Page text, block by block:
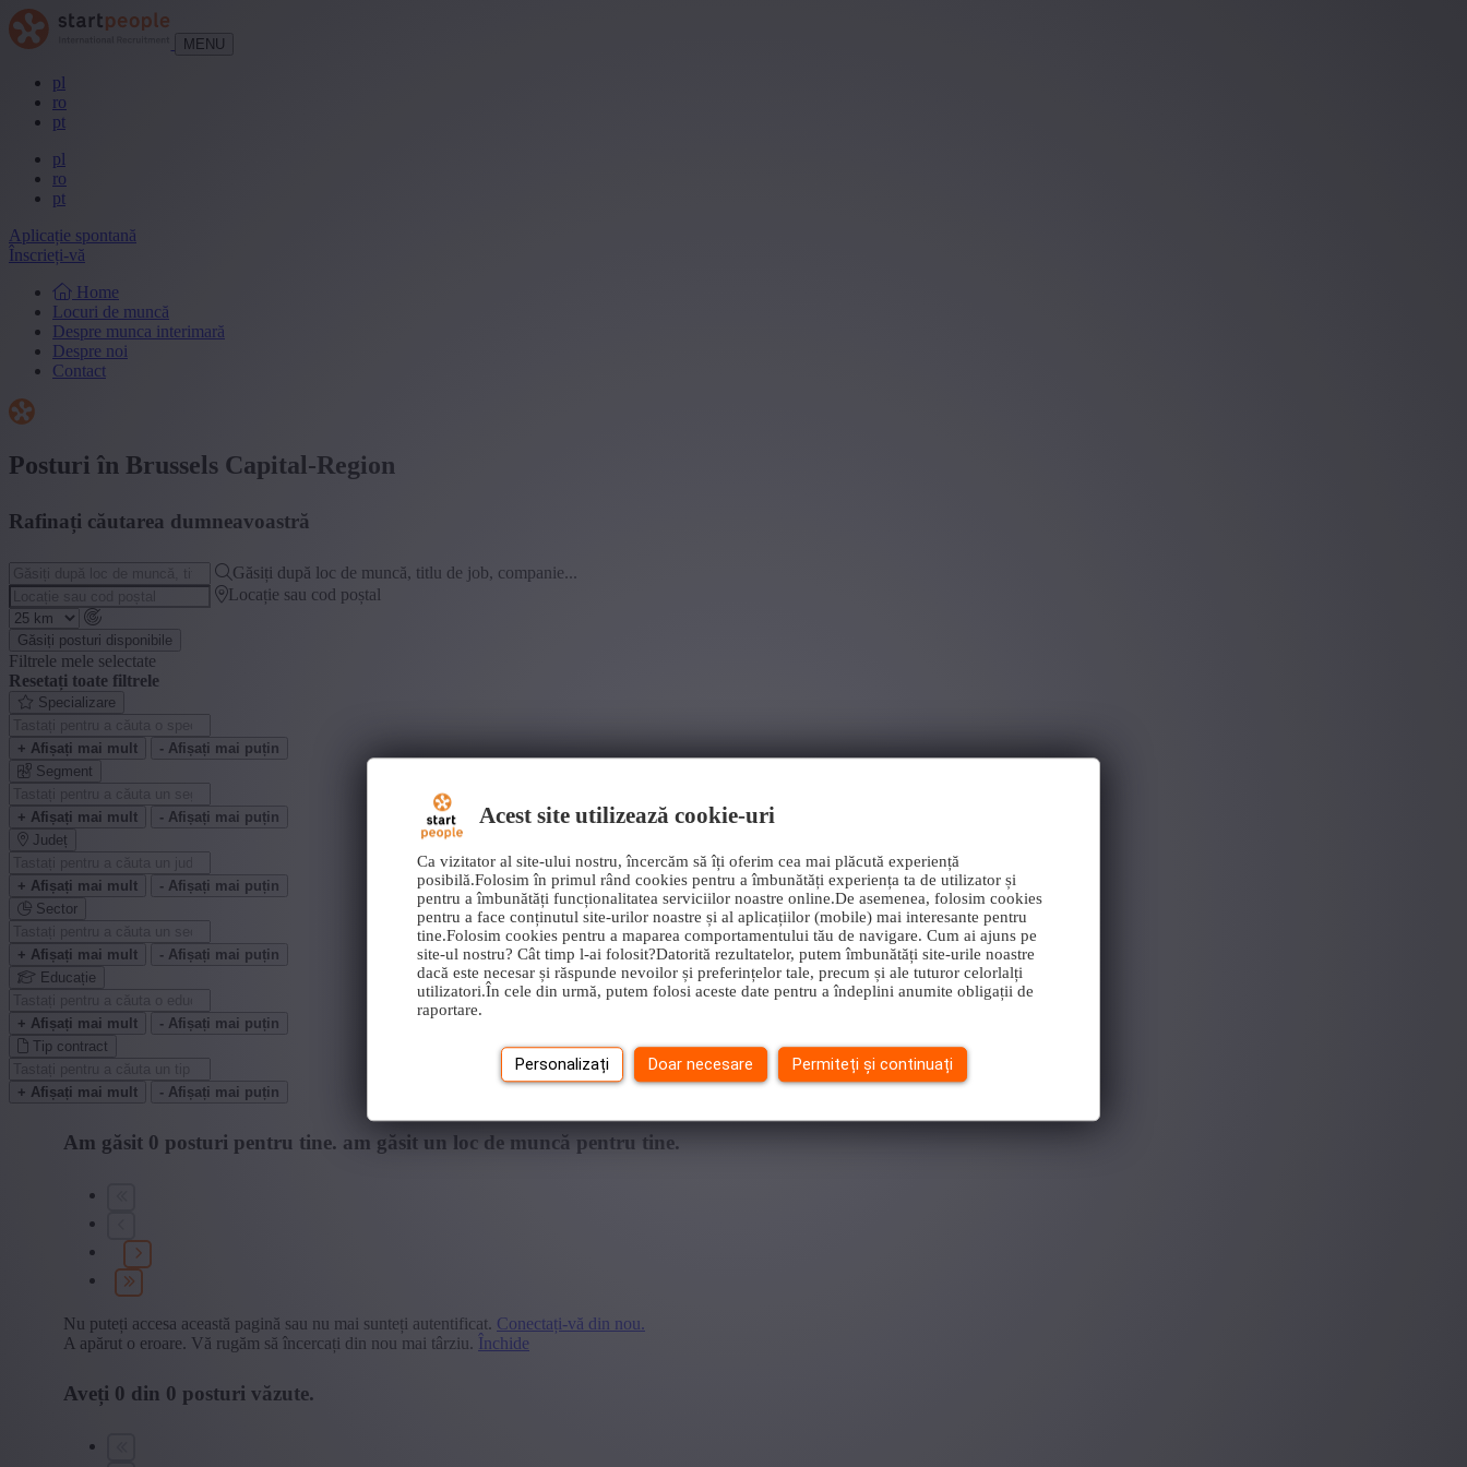
Acest site utilizează cookie-uri
Ca vizitator al site-ului nostru, încercăm să îți oferim cea mai plăcută experiență
posibilă.Folosim în primul rând cookies pentru a îmbunătăți experiența ta de utilizator și
pentru a îmbunătăți funcționalitatea serviciilor noastre online.De asemenea, folosim cookies
pentru a face conținutul site-urilor noastre și al aplicațiilor (mobile) mai interesante pentru
tine.Folosim cookies pentru a maparea comportamentului tău de navigare. Cum ai ajuns pe
site-ul nostru? Cât timp l-ai folosit?Datorită rezultatelor, putem îmbunătăți site-urile noastre
dacă este necesar și răspunde nevoilor și preferințelor tale, precum și ale tuturor celorlalți
utilizatori.În cele din urmă, putem folosi aceste date pentru a îndeplini anumite obligații de
raportare.
Personalizați Doar necesare Permiteți și continuați
MENU
pl
ro
pt
pl
ro
pt
Aplicație spontană
Înscrieți-vă
Home
Locuri de muncă
Despre munca interimară
Despre noi
Contact
Posturi în Brussels Capital-Region
Rafinați căutarea dumneavoastră
Găsiți după loc de muncă, titlu de job, companie...
Locație sau cod poștal
Găsiți posturi disponibile
Filtrele mele selectate
Resetați toate filtrele
Specializare
+ Afișați mai mult
- Afișați mai puțin
Segment
+ Afișați mai mult
- Afișați mai puțin
Județ
+ Afișați mai mult
- Afișați mai puțin
Sector
+ Afișați mai mult
- Afișați mai puțin
Educație
+ Afișați mai mult
- Afișați mai puțin
Tip contract
+ Afișați mai mult - Afișați mai puțin
Am găsit 0 posturi pentru tine. am găsit un loc de muncă pentru tine.
Nu puteți accesa această pagină sau nu mai sunteți autentificat. Conectați-vă din nou.
A apărut o eroare. Vă rugăm să încercați din nou mai târziu. Închide
Aveți 0 din 0 posturi văzute.